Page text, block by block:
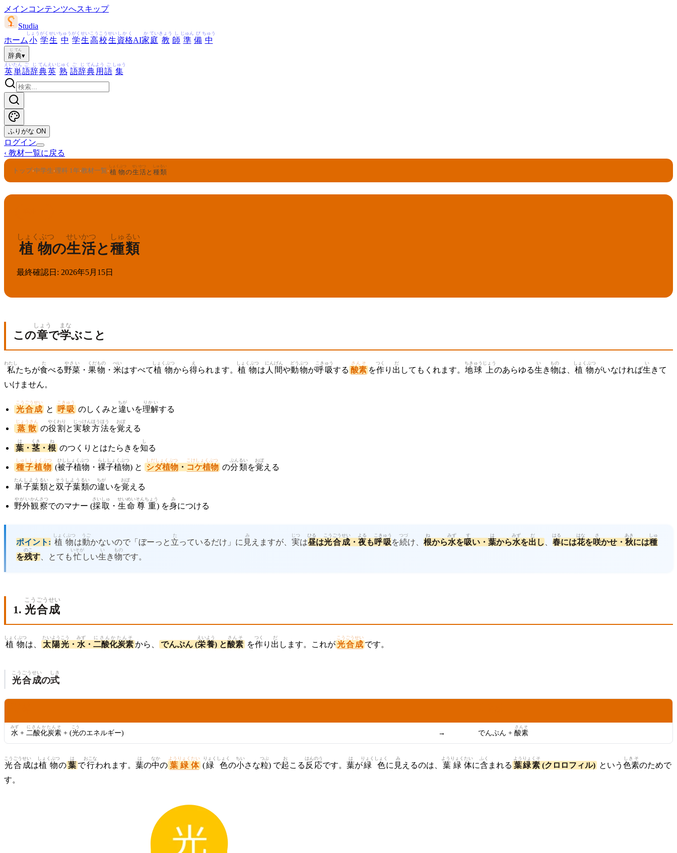
メインコンテンツへスキップ
Studia
ホーム 小
しょう
学
がく
生
せい
中
ちゅう
学
がく
生
せい
高
こう
校
こう
生
せい
資格
しかく
AI家
か
庭
てい
教
きょう
師
し
準
じゅん
備
び
中
ちゅう
辞
じ
典
てん
▾
英
えい
単
たん
語
ご
辞
じ
典
てん
英
えい
熟
じゅく
語
ご
辞
じ
典
てん
用
よう
語
ご
集
しゅう
ふりがな ON
ログイン
‹ 教材一覧に戻る
トップ›中学生›理科 1年›教材一覧› 植物
しょくぶつ
の生活
せいかつ
と 種類
しゅるい
植物
しょくぶつ
の生活
せいかつ
と種類
しゅるい
最終確認日 : 2026年5月15日
この章
しょう
で学
まな
ぶこと
私
わたし
たちが食
た
べる野菜
やさい
・ 果物
くだもの
・ 米
べい
はすべて植物
しょくぶつ
から得
え
られます。 植物
しょくぶつ
は 人間
にんげん
や動物
どうぶつ
が呼吸
こきゅう
する 酸素
さんそ
を作
つく
り 出
だ
してもくれます。 地球
ちきゅう
上
じょう
のあらゆる生
い
き物
もの
は、 植物
しょくぶつ
がいなければ生
い
きて
いけません。
光合成
こうごうせい
と 呼吸
こきゅう
のしくみと違
ちが
いを理解
りかい
する
蒸散
じょうさん
の役割
やくわり
と実験
じっけん
方法
ほうほう
を覚
おぼ
える
葉
は
・ 茎
くき
・ 根
ね
のつくりとはたらきを知
し
る
種子植物
しゅししょくぶつ
(被子植物
ひししょくぶつ
・ 裸子植物
らししょくぶつ
) と シダ植物
しだしょくぶつ
・ コケ植物
こけしょくぶつ
の分類
ぶんるい
を覚
おぼ
える
単
たん
子葉
しよう
類
るい
と双
そう
子葉
しよう
類
るい
の違
ちが
いを覚
おぼ
える
野外
やがい
観察
かんさつ
でのマナー (採取
さいしゅ
・ 生命
せいめい
尊重
そんちょう
) を身
み
につける
ポイント: 植物
しょくぶつ
は動
うご
かないので「ぼーっと 立
た
っているだけ」に 見
み
えますが、 実
じつ
は昼
ひる
は光合成
こうごうせい
・ 夜
よる
も 呼吸
こきゅう
を続
つづ
け、 根
ね
から水
みず
を吸
す
い・ 葉
は
から水
みず
を出
だ
し 春
はる
には花
はな
を咲
さ
かせ・ 秋
あき
には種
しゅ
を残
のこ
す 、とても 忙
いそが
しい生
い
き物
もの
です。
1. 光合成
こうごうせい
植物
しょくぶつ
は、 太陽光
たいようこう
・ 水
みず
・ 二酸化炭素
にさんかたんそ
から、 でんぷん (栄養
えいよう
) と酸素
さんそ
を作
つく
り 出
だ
します。これが光合成
こうごうせい
です。
光合成
こうごうせい
の式
しき
水
みず
+ 二酸化炭素
にさんかたんそ
+ (光
こう
のエネルギー) → でんぷん + 酸素
さんそ
光合成
こうごうせい
は植物
しょくぶつ
の葉
は
で行
おこな
われます。 葉
は
の中
なか
の 葉緑体
ようりょくたい
(緑色
りょくしょく
の小
ちい
さな粒
つぶ
) で起
お
こる 反応
はんのう
です。 葉
は
が緑色
りょくしょく
に 見
み
えるのは、 葉緑体
ようりょくたい
に含
ふく
まれる 葉緑素
ようりょくそ
(クロロフィル) という 色素
しきそ
のためで
す。